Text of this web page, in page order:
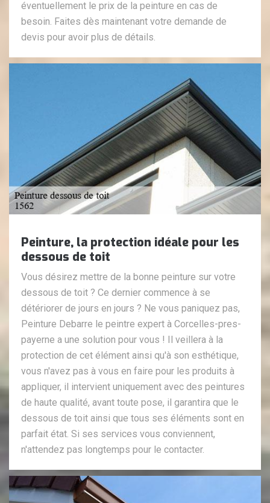
éventuellement le prix de la peinture en cas de
besoin. Faites dès maintenant votre demande de
devis pour avoir plus de détails.
Peinture, la protection idéale pour les
dessous de toit
Vous désirez mettre de la bonne peinture sur votre
dessous de toit ? Ce dernier commence à se
détériorer de jours en jours ? Ne vous paniquez pas,
Peinture Debarre le peintre expert à Corcelles-pres-
payerne a une solution pour vous ! Il veillera à la
protection de cet élément ainsi qu'à son esthétique,
vous n'avez pas à vous en faire pour les produits à
appliquer, il intervient uniquement avec des peintures
de haute qualité, avant toute pose, il garantira que le
dessous de toit ainsi que tous ses éléments sont en
parfait état. Si ses services vous conviennent,
n'attendez pas longtemps pour le contacter.